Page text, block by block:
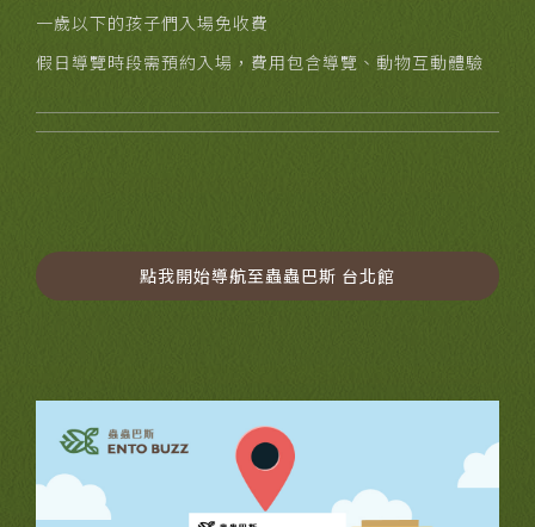
一歲以下的孩子們入場免收費
假日導覽時段需預約入場，費用包含導覽、動物互動體驗
點我開始導航至蟲蟲巴斯 台北館